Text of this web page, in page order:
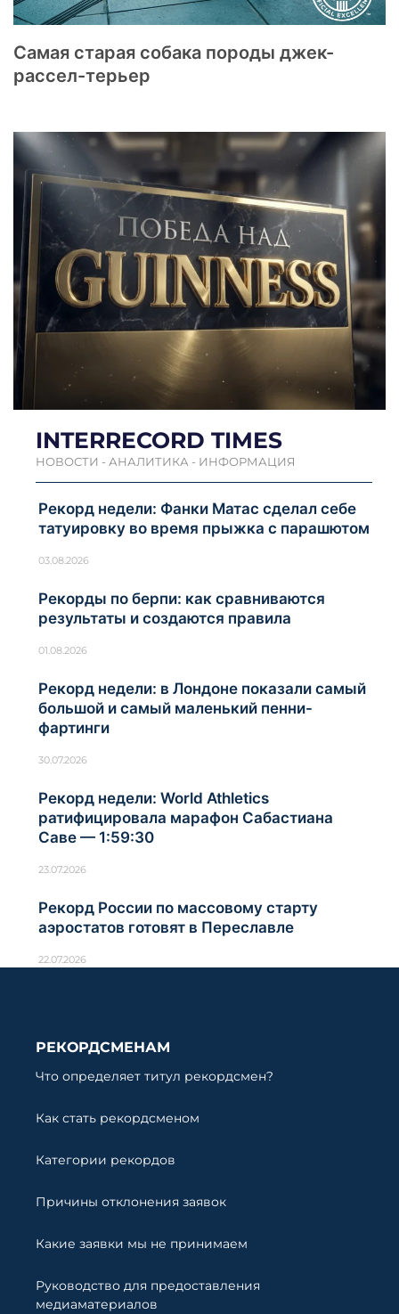
Самая старая собака породы джек-
рассел-терьер
INTERRECORD TIMES
НОВОСТИ - АНАЛИТИКА - ИНФОРМАЦИЯ
Рекорд недели: Фанки Матас сделал себе
татуировку во время прыжка с парашютом
03.08.2026
Рекорды по берпи: как сравниваются
результаты и создаются правила
01.08.2026
Рекорд недели: в Лондоне показали самый
большой и самый маленький пенни-
фартинги
30.07.2026
Рекорд недели: World Athletics
ратифицировала марафон Сабастиана
Саве — 1:59:30
23.07.2026
Рекорд России по массовому старту
аэростатов готовят в Переславле
22.07.2026
РЕКОРДСМЕНАМ
Что определяет титул рекордсмен?
Как стать рекордсменом
Категории рекордов
Причины отклонения заявок
Какие заявки мы не принимаем
Руководство для предоставления
медиаматериалов